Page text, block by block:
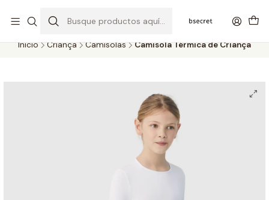
A 5 DIAS
Inicio Criança Camisolas Camisola Térmica de Criança